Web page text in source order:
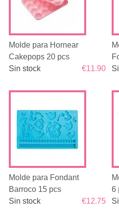
Molde para Hornear
Cakepops 20 pcs
€11.90
Sin stock
Molde para Fondant
Barroco 15 pcs
€12.75
Sin stock
6